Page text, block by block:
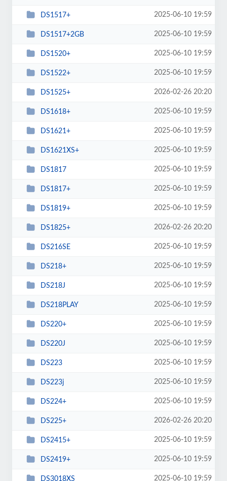
DS1517+ 2025-06-10 19:59
DS1517+2GB 2025-06-10 19:59
DS1520+ 2025-06-10 19:59
DS1522+ 2025-06-10 19:59
DS1525+ 2026-02-26 20:20
DS1618+ 2025-06-10 19:59
DS1621+ 2025-06-10 19:59
DS1621XS+ 2025-06-10 19:59
DS1817 2025-06-10 19:59
DS1817+ 2025-06-10 19:59
DS1819+ 2025-06-10 19:59
DS1825+ 2026-02-26 20:20
DS216SE 2025-06-10 19:59
DS218+ 2025-06-10 19:59
DS218J 2025-06-10 19:59
DS218PLAY 2025-06-10 19:59
DS220+ 2025-06-10 19:59
DS220J 2025-06-10 19:59
DS223 2025-06-10 19:59
DS223j 2025-06-10 19:59
DS224+ 2025-06-10 19:59
DS225+ 2026-02-26 20:20
DS2415+ 2025-06-10 19:59
DS2419+ 2025-06-10 19:59
DS3018XS 2025-06-10 19:59